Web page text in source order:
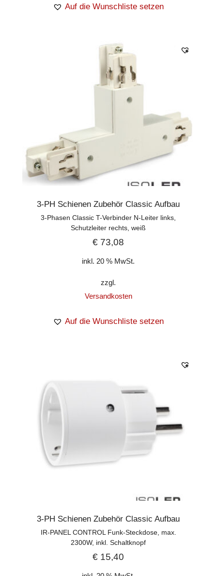
Auf die Wunschliste setzen
3-PH Schienen Zubehör Classic Aufbau
3-Phasen Classic T-Verbinder N-Leiter links,
Schutzleiter rechts, weiß
€ 73,08
inkl. 20 % MwSt.
zzgl.
Versandkosten
Auf die Wunschliste setzen
3-PH Schienen Zubehör Classic Aufbau
IR-PANEL CONTROL Funk-Steckdose, max.
2300W, inkl. Schaltknopf
€ 15,40